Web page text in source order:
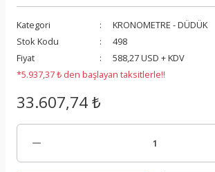
Kategori
KRONOMETRE - DÜDÜK
Stok Kodu
498
Fiyat
588,27 USD + KDV
*5.937,37 ₺ den başlayan taksitlerle!!
33.607,74 ₺